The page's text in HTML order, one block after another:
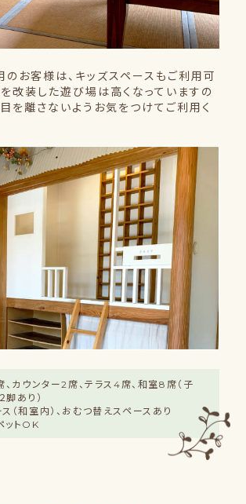
お客様は、キッズスペースもご利用可
改装した遊び場は高くなっていますの
を離さないようお気をつけてご利用く
、カウンター2席、テラス4席、和室8席（子
あり）
（和室内）、おむつ替えスペースあり
ットOK